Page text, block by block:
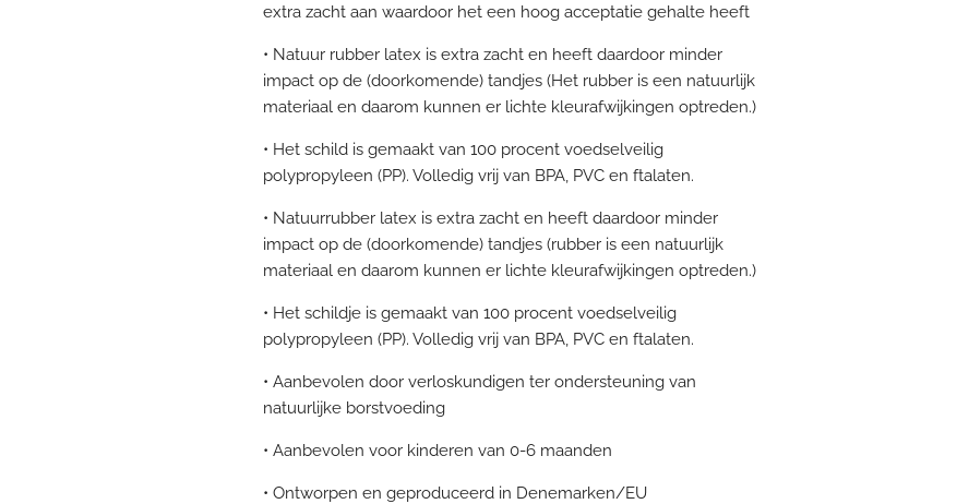
extra zacht aan waardoor het een hoog acceptatie gehalte heeft
• Natuur rubber latex is extra zacht en heeft daardoor minder
impact op de (doorkomende) tandjes (Het rubber is een natuurlijk
materiaal en daarom kunnen er lichte kleurafwijkingen optreden.)
• Het schild is gemaakt van 100 procent voedselveilig
polypropyleen (PP). Volledig vrij van BPA, PVC en ftalaten.
• Natuurrubber latex is extra zacht en heeft daardoor minder
impact op de (doorkomende) tandjes (rubber is een natuurlijk
materiaal en daarom kunnen er lichte kleurafwijkingen optreden.)
• Het schildje is gemaakt van 100 procent voedselveilig
polypropyleen (PP). Volledig vrij van BPA, PVC en ftalaten.
• Aanbevolen door verloskundigen ter ondersteuning van
natuurlijke borstvoeding
• Aanbevolen voor kinderen van 0-6 maanden
• Ontworpen en geproduceerd in Denemarken/EU